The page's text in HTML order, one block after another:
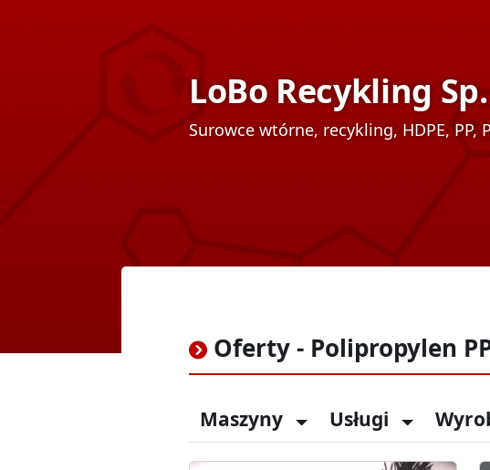
LoBo Recykling
Surowce wtórne, recykling, HDPE,
Oferty - Polipropylen
Maszyny Usługi